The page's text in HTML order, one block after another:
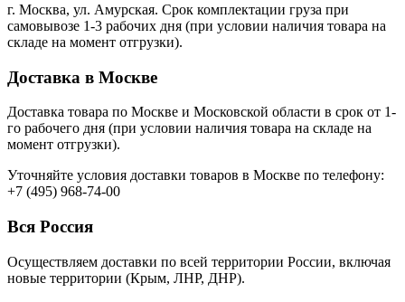
г. Москва, ул. Амурская. Срок комплектации груза при
самовывозе 1-3 рабочих дня (при условии наличия товара на
складе на момент отгрузки).
Доставка в Москве
Доставка товара по Москве и Московской области в срок от 1-
го рабочего дня (при условии наличия товара на складе на
момент отгрузки).
Уточняйте условия доставки товаров в Москве по телефону:
+7 (495) 968-74-00
Вся Россия
Осуществляем доставки по всей территории России, включая
новые территории (Крым, ЛНР, ДНР).